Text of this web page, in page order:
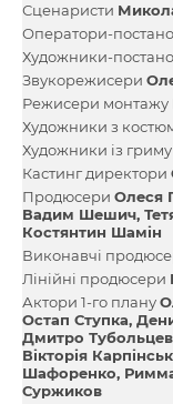
Сценаристи
Оператори-
Художники-
Звукорежисери
Режисери монтажу
Художники з
Художники із гриму
Кастинг директори
Продюсери Олеся
Вадим Шешич
Костянтин Шамін
Виконавчі
Лінійні продюсери
Актори 1-го плану
Остап Ступка
Дмитро Тубольцев
Вікторія
Шафоренко
Суржиков